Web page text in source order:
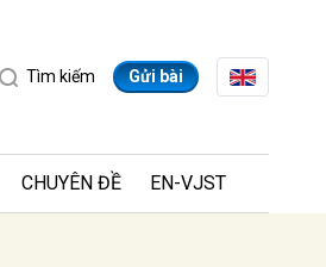
Tìm kiếm Gửi bài
CHUYÊN ĐỀ EN-VJST